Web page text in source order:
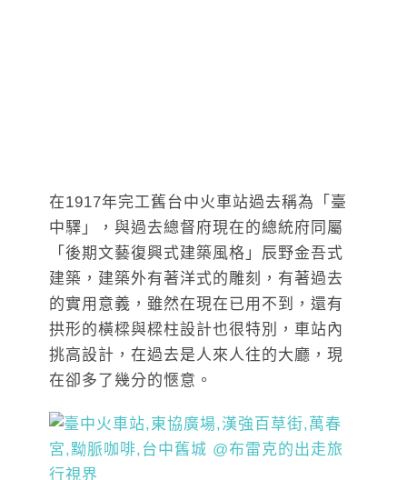
在1917年完工舊台中火車站過去稱為「臺
中驛」，與過去總督府現在的總統府同屬
「後期文藝復興式建築風格」辰野金吾式
建築，建築外有著洋式的雕刻，有著過去
的實用意義，雖然在現在已用不到，還有
拱形的橫樑與樑柱設計也很特別，車站內
挑高設計，在過去是人來人往的大廳，現
在卻多了幾分的愜意。